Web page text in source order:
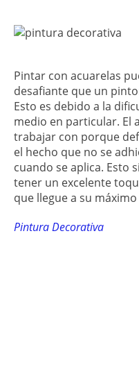
Pintar con acuarelas
desafiante que un
Esto es debido a la
medio en particular. El
trabajar con porque
el hecho que no se
cuando se aplica. Esto
tener un excelente
que llegue a su
Pintura Decorativa